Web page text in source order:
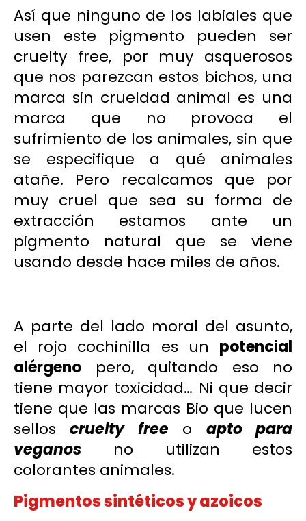
Así que ninguno de los labiales que
usen este pigmento pueden ser
cruelty free, por muy asquerosos
que nos parezcan estos bichos, una
marca sin crueldad animal es una
marca que no provoca el
sufrimiento de los animales, sin que
se especifique a qué animales
atañe. Pero recalcamos que por
muy cruel que sea su forma de
extracción estamos ante un
pigmento natural que se viene
usando desde hace miles de años.
A parte del lado moral del asunto,
el rojo cochinilla es un potencial
alérgeno pero, quitando eso no
tiene mayor toxicidad… Ni que decir
tiene que las marcas Bio que lucen
selloscruelty free o apto para
veganos no utilizan estos
colorantes animales.
Pigmentos sintéticos y azoicos